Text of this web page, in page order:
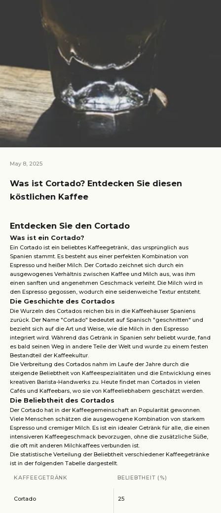
May 8, 2025
Was ist Cortado? Entdecken Sie diesen
köstlichen Kaffee
Entdecken Sie den Cortado
Was ist ein Cortado?
Ein Cortado ist ein beliebtes Kaffeegetränk, das ursprünglich aus
Spanien stammt. Es besteht aus einer perfekten Kombination von
Espresso und heißer Milch. Der Cortado zeichnet sich durch ein
ausgewogenes Verhältnis zwischen Kaffee und Milch aus, was ihm
einen sanften und angenehmen Geschmack verleiht. Die Milch wird in
den Espresso gegossen, wodurch eine seidenweiche Textur entsteht.
Die Geschichte des Cortados
Die Wurzeln des Cortados reichen bis in die Kaffeehäuser Spaniens
zurück. Der Name "Cortado" bedeutet auf Spanisch "geschnitten" und
bezieht sich auf die Art und Weise, wie die Milch in den Espresso
integriert wird. Während das Getränk in Spanien sehr beliebt wurde, fand
es bald seinen Weg in andere Teile der Welt und wurde zu einem festen
Bestandteil der Kaffeekultur.
Die Verbreitung des Cortados nahm im Laufe der Jahre durch die
steigende Beliebtheit von Kaffeespezialitäten und die Entwicklung eines
kreativen Barista-Handwerks zu. Heute findet man Cortados in vielen
Cafés und Kaffeebars, wo sie von Kaffeeliebhabern geschätzt werden.
Die Beliebtheit des Cortados
Der Cortado hat in der Kaffeegemeinschaft an Popularität gewonnen.
Viele Menschen schätzen die ausgewogene Kombination von starkem
Espresso und cremiger Milch. Es ist ein idealer Getränk für alle, die einen
intensiveren Kaffeegeschmack bevorzugen, ohne die zusätzliche Süße,
die oft mit anderen Milchkaffees verbunden ist.
Die statistische Verteilung der Beliebtheit verschiedener Kaffeegetränke
ist in der folgenden Tabelle dargestellt.
KAFFEEGETRÄNK BELIEBTHEIT (%)
Cortado 25